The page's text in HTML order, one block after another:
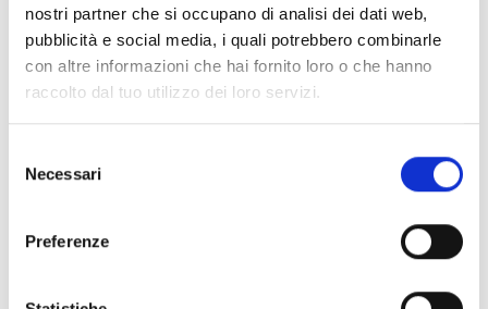
nostri partner che si occupano di analisi dei dati web,
pubblicità e social media, i quali potrebbero combinarle
con altre informazioni che hai fornito loro o che hanno
raccolto dal tuo utilizzo dei loro servizi.
delNecessari
Preferenze
Zubehör für EB00-Meldersockel - Materialien(47)